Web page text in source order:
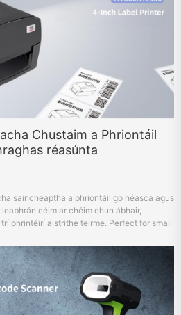
Chustaim a Phriontáil
réasúnta
saincheaptha a phriontáil go héasca agus
céim ar chéim chun ábhair,
phrintéirí aistrithe teirme. Perfect for small